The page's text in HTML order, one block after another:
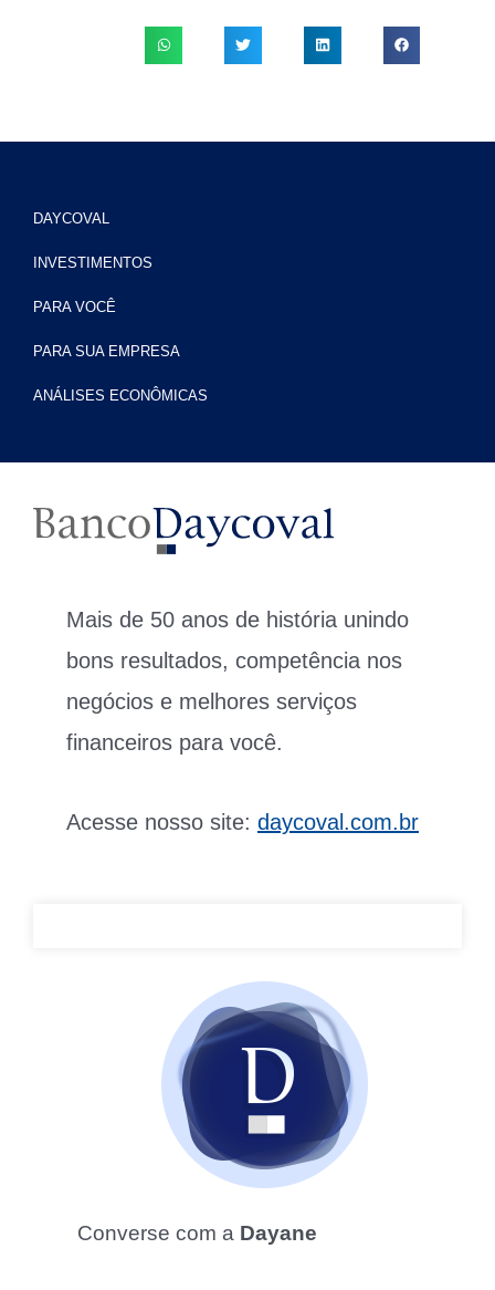
DAYCOVAL
INVESTIMENTOS
PARA VOCÊ
PARA SUA EMPRESA
ANÁLISES ECONÔMICAS
Mais de 50 anos de história unindo
bons resultados, competência nos
negócios e melhores serviços
financeiros para você.
Acesse nosso site: daycoval.com.br
Converse com a Dayane